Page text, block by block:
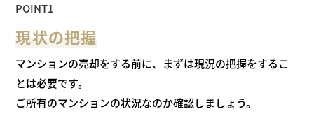
POINT1
現状の把握
マンションの売却をする前に、まずは現況の把握をするこ
とは必要です。
ご所有のマンションの状況なのか確認しましょう。